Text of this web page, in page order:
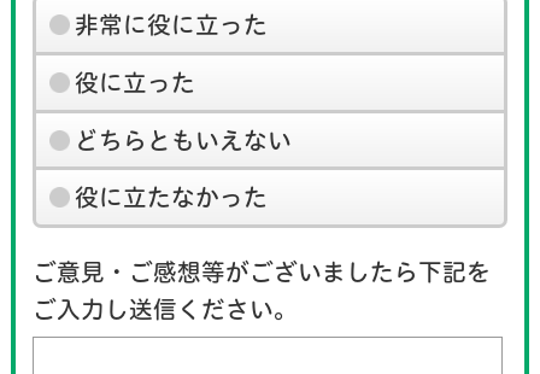
非常に役に立った
役に立った
どちらともいえない
役に立たなかった
ご意見・ご感想等がございましたら下記を
ご入力し送信ください。